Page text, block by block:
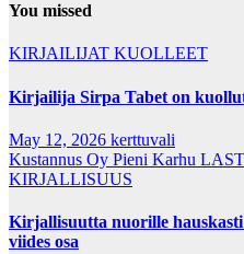
You missed
KIRJAILIJAT KUOLLEET
Kirjailija Sirpa Tabet on
May 12, 2026 kerttuvali
Kustannus Oy Pieni Karhu
KIRJALLISUUS
Kirjallisuutta nuorille
viides osa